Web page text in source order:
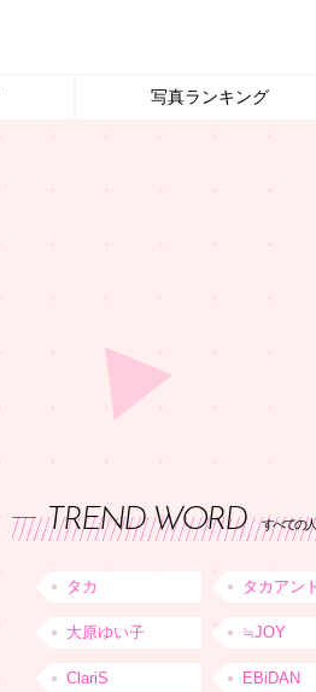
写真ランキング
TREND WORD すべての
タカ タカアン
大原ゆい子 ≒JOY
ClariS EBiDAN